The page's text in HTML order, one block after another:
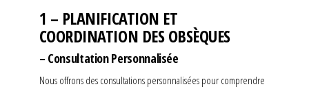
1 – PLANIFICATION ET
COORDINATION DES OBSÈQUES
– Consultation Personnalisée
Nous offrons des consultations personnalisées pour comprendre